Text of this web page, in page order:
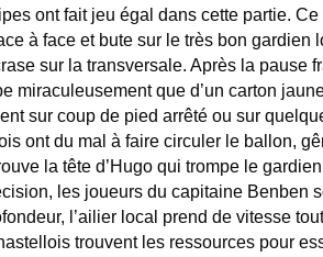
ont fait jeu égal dans cette partie.
à face et bute sur le très bon gardien
sur la transversale. Après la pause
miraculeusement que d’un carton
sur coup de pied arrêté ou sur
ont du mal à faire circuler le ballon,
la tête d’Hugo qui trompe le
les joueurs du capitaine Benben
l’ailier local prend de vitesse
trouvent les ressources pour